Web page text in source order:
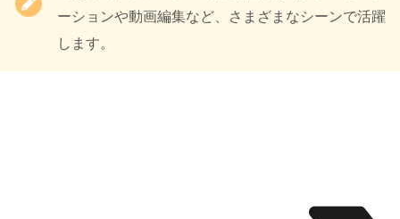
ーションや動画編集など、さまざまなシーンで活躍
します。